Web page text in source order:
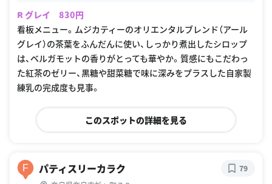
R グレイ 830円
看板メニュー。ムジカティーのオリエンタルブレンド（アール
グレイ）の茶葉をふんだんに使い、しっかり煮出したシロップ
は、ベルガモットの香りがとっても華やか。質感にもこだわっ
た紅茶のゼリー、黒糖や甜菜糖で味に深みをプラスした自家製
練乳の完成度も見事。
このスポットの詳細を見る
F パティスリーカラク 79